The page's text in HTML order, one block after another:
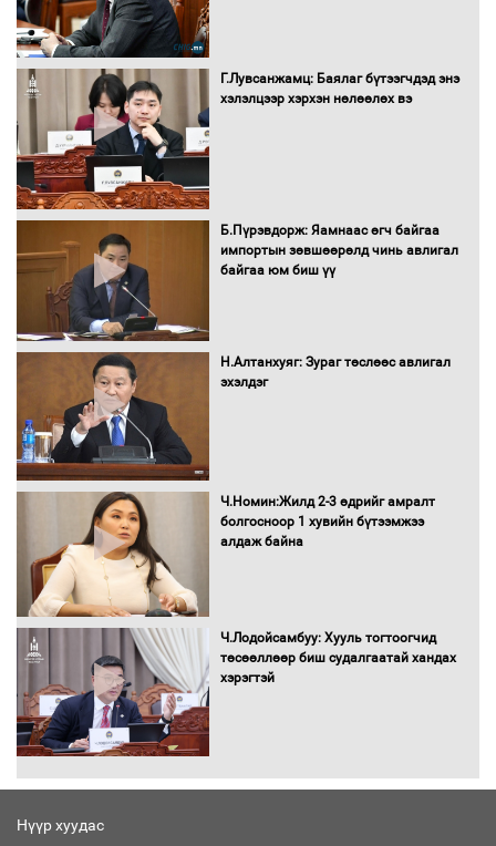
шилжиж, найр наадам, зөвлөгөөн,
гадаад томилолтыг хориглолоо
Г.Лувсанжамц: Баялаг бүтээгчдэд энэ
хэлэлцээр хэрхэн нөлөөлөх вэ
Б.Пүрэвдорж: Яамнаас өгч байгаа
импортын зөвшөөрөлд чинь авлигал
байгаа юм биш үү
Н.Алтанхуяг: Зураг төслөөс авлигал
эхэлдэг
Ч.Номин:Жилд 2-3 өдрийг амралт
болгосноор 1 хувийн бүтээмжээ
алдаж байна
Ч.Лодойсамбуу: Хууль тогтоогчид
төсөөллөөр биш судалгаатай хандах
хэрэгтэй
Нүүр хуудас